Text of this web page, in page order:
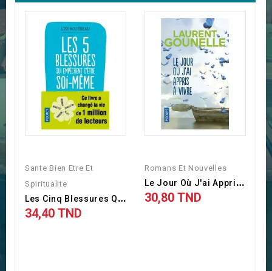
Sante Bien Etre Et
Spiritualite
L
Es Cinq Blessures Qui...
34,40 TND
Romans Et Nouvelles
L
E Jour Où J'ai Appris À...
30,80 TND